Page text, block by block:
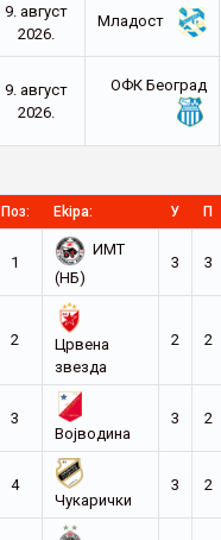
9. август
2026.
Младост
9. август
2026.
ОФК Београд
Поз: Ekipa: У П
1
ИМТ
(НБ)
3 3
2
Црвена
звезда
2 2
3
Војводина
3 2
4
Чукарички
3 2